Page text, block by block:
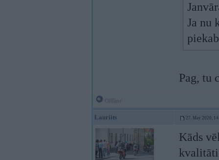
Ja nu
Pag, tu
Lauriits 27. May 2020,
Kāds
kvalitāti